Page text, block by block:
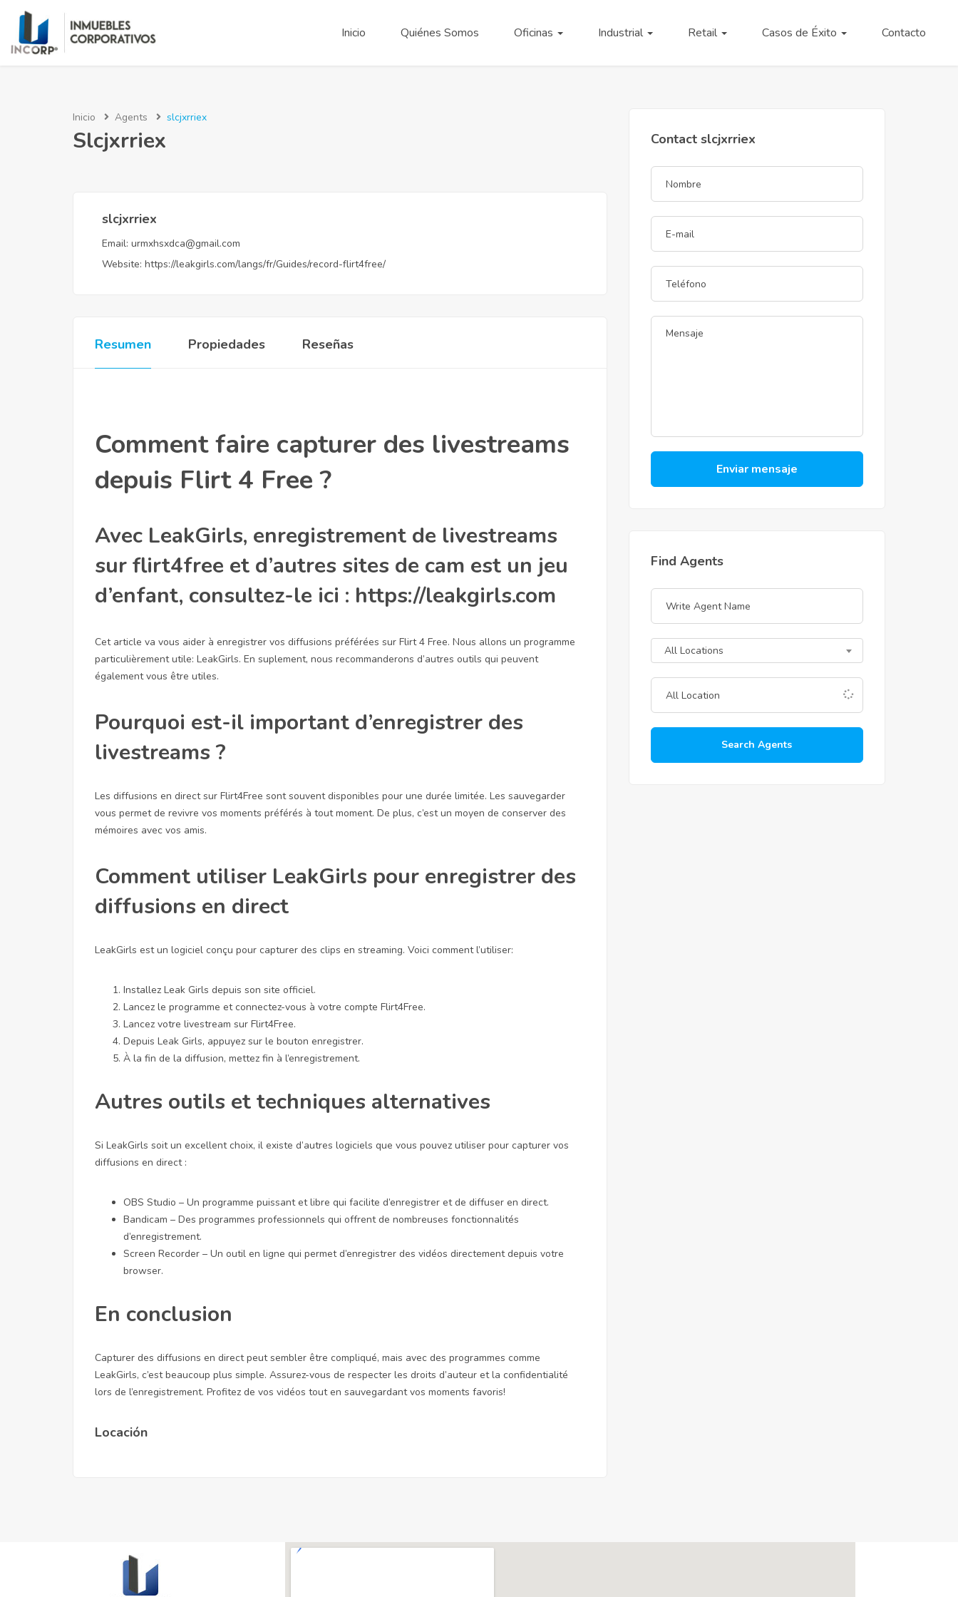
Inicio Quiénes Somos Oficinas Industrial Retail Casos de Éxito Contacto
Inicio Agents slcjxrriex
Slcjxrriex
slcjxrriex
Email: urmxhsxdca@gmail.com
Website: https://leakgirls.com/langs/fr/Guides/record-flirt4free/
Resumen Propiedades Reseñas
Comment faire capturer des livestreams
depuis Flirt 4 Free ?
Avec LeakGirls, enregistrement de livestreams
sur flirt4free et d’autres sites de cam est un jeu
d’enfant, consultez-le ici : https://leakgirls.com
Cet article va vous aider à enregistrer vos diffusions préférées sur Flirt 4 Free. Nous allons un programme
particulièrement utile: LeakGirls. En suplement, nous recommanderons d’autres outils qui peuvent
également vous être utiles.
Pourquoi est-il important d’enregistrer des
livestreams ?
Les diffusions en direct sur Flirt4Free sont souvent disponibles pour une durée limitée. Les sauvegarder
vous permet de revivre vos moments préférés à tout moment. De plus, c’est un moyen de conserver des
mémoires avec vos amis.
Comment utiliser LeakGirls pour enregistrer des
diffusions en direct
LeakGirls est un logiciel conçu pour capturer des clips en streaming. Voici comment l’utiliser:
Installez Leak Girls depuis son site officiel.
Lancez le programme et connectez-vous à votre compte Flirt4Free.
Lancez votre livestream sur Flirt4Free.
Depuis Leak Girls, appuyez sur le bouton enregistrer.
À la fin de la diffusion, mettez fin à l’enregistrement.
Autres outils et techniques alternatives
Si LeakGirls soit un excellent choix, il existe d’autres logiciels que vous pouvez utiliser pour capturer vos
diffusions en direct :
OBS Studio – Un programme puissant et libre qui facilite d’enregistrer et de diffuser en direct.
Bandicam – Des programmes professionnels qui offrent de nombreuses fonctionnalités
d’enregistrement.
Screen Recorder – Un outil en ligne qui permet d’enregistrer des vidéos directement depuis votre
browser.
En conclusion
Capturer des diffusions en direct peut sembler être compliqué, mais avec des programmes comme
LeakGirls, c’est beaucoup plus simple. Assurez-vous de respecter les droits d’auteur et la confidentialité
lors de l’enregistrement. Profitez de vos vidéos tout en sauvegardant vos moments favoris!
Locación
Contact slcjxrriex
Enviar mensaje
Find Agents
All Locations
Search Agents